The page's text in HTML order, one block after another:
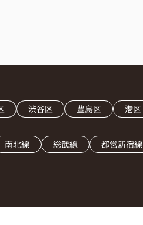
渋谷区 豊島区 港区
南北線 総武線 都営新宿線